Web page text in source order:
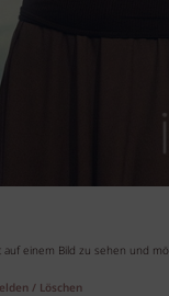
auf einem Bild zu sehen und
/ Löschen